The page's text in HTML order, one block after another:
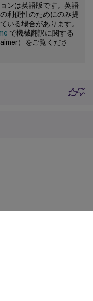
ンは英語版です。英語
利便性のためにのみ提
いる場合があります。
で機械翻訳に関する
）をご覧くださ